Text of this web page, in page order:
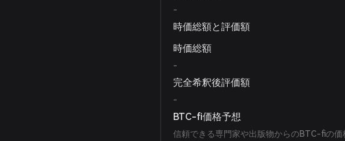
-
時価総額と評価額
時価総額
-
完全希釈後評価額
-
BTC-fi価格予想
信頼できる専門家や出版物からのBTC-fiの